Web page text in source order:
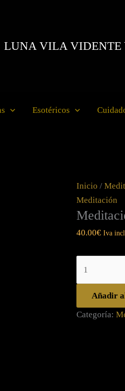
LUNA VILA VIDENTE
Esotéricos
Inicio /
Meditación
40.00€ Iva
cantidad
Añadir
Categoría: